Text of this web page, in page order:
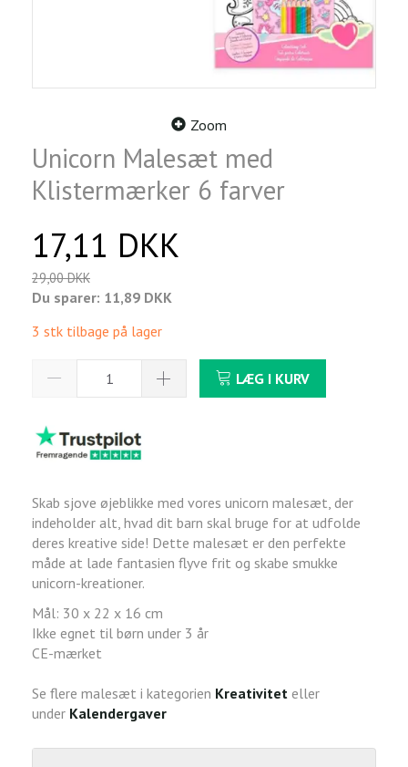
Zoom
Unicorn Malesæt med
Klistermærker 6 farver
17,11 DKK
29,00 DKK
Du sparer: 11,89 DKK
3 stk tilbage på lager
LÆG I KURV
Skab sjove øjeblikke med vores unicorn malesæt, der
indeholder alt, hvad dit barn skal bruge for at udfolde
deres kreative side! Dette malesæt er den perfekte
måde at lade fantasien flyve frit og skabe smukke
unicorn-kreationer.
Mål: 30 x 22 x 16 cm
Ikke egnet til børn under 3 år
CE-mærket
Se flere malesæt i kategorien Kreativitet eller
under Kalendergaver